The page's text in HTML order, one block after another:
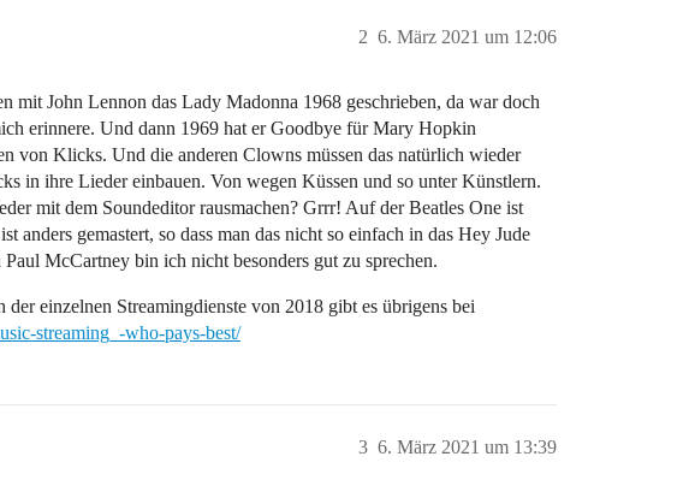
6. März 2021 um 12:06
2
mit John Lennon das Lady Madonna 1968 geschrieben, da war doch
erinnere. Und dann 1969 hat er Goodbye für Mary Hopkin
von Klicks. Und die anderen Clowns müssen das natürlich wieder
in ihre Lieder einbauen. Von wegen Küssen und so unter Künstlern.
mit dem Soundeditor rausmachen? Grrr! Auf der Beatles One ist
anders gemastert, so dass man das nicht so einfach in das Hey Jude
McCartney bin ich nicht besonders gut zu sprechen.
einzelnen Streamingdienste von 2018 gibt es übrigens bei
streaming_-who-pays-best/
6. März 2021 um 13:39
3